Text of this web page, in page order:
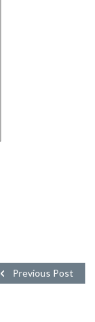
Previous Post